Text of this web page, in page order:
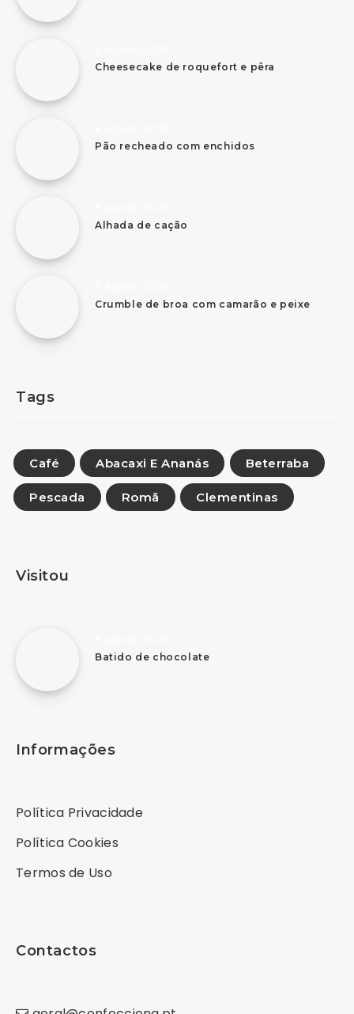
Cheesecake de roquefort e pêra
Pão recheado com enchidos
Alhada de cação
Crumble de broa com camarão e peixe
Tags
Café Abacaxi E Ananás Beterraba
Pescada Romã Clementinas
Visitou
Batido de chocolate
Informações
Política Privacidade
Política Cookies
Termos de Uso
Contactos